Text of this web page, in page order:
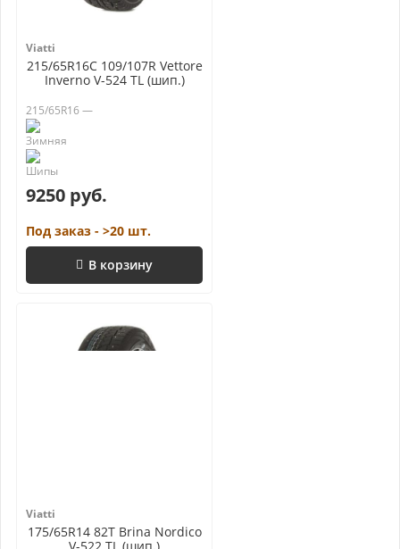
Viatti
215/65R16C 109/107R Vettore
Inverno V-524 TL (шип.)
215/65R16 —
9250 руб.
Под заказ - >20 шт.
В корзину
Viatti
175/65R14 82T Brina Nordico